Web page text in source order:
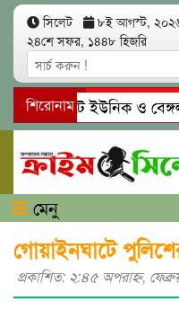
সিলেট ৮ই আগস্ট, ২০২৬
২৪শে সফর, ১৪৪৮ হিজরি
শিরোনাম
সিলেটে ইউনিক ও বেঙ্গল
গোয়াইনঘাটে প্রেমের ফাঁদে
মেনু
গোয়াইনঘাটে
প্রকাশিত: ২:৪৫ অপরাহ্ণ,